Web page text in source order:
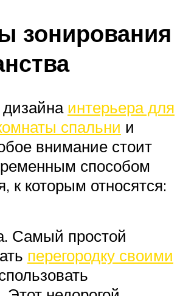
зонирования
интерьера для
спальни и
внимание стоит
способом
к которым относятся:
Самый простой
перегородку своими